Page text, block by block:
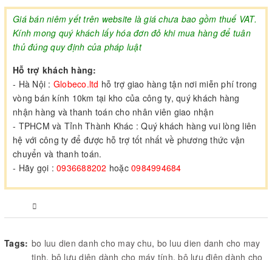
Giá bán niêm yết trên website là giá chưa bao gồm thuế VAT.
Kính mong quý khách lấy hóa đơn đỏ khi mua hàng để tuân
thủ đúng quy định của pháp luật
Hỗ trợ khách hàng:
- Hà Nội : Globeco.ltd hỗ trợ giao hàng tận nơi miễn phí trong
vòng bán kính 10km tại kho của công ty, quý khách hàng
nhận hàng và thanh toán cho nhân viên giao nhận
- TPHCM và Tỉnh Thành Khác : Quý khách hàng vui lòng liên
hệ với công ty để được hỗ trợ tốt nhất về phương thức vận
chuyển và thanh toán.
- Hãy gọi : 0936688202 hoặc 0984994684
Tags: bo luu dien danh cho may chu, bo luu dien danh cho may
tinh, bộ lưu diện dành cho máy tính,bộ lưu điện dành cho